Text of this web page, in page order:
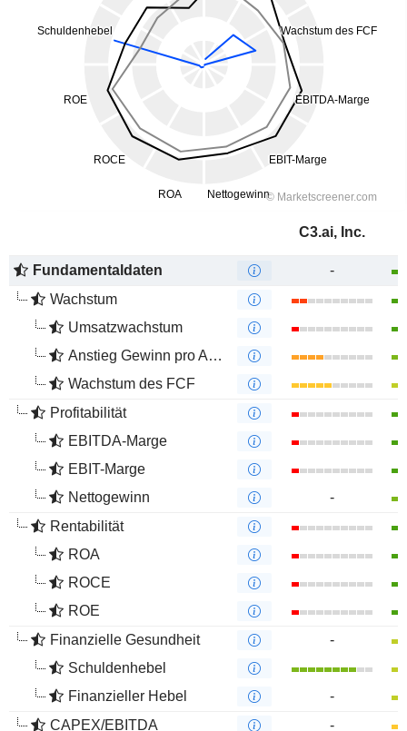
C3.ai, Inc.
Fundamentaldaten
-
Wachstum
Umsatzwachstum
Anstieg Gewinn pro Aktie
Wachstum des FCF
Profitabilität
EBITDA-Marge
EBIT-Marge
Nettogewinn
-
Rentabilität
ROA
ROCE
ROE
Finanzielle Gesundheit
-
Schuldenhebel
Finanzieller Hebel
-
CAPEX/EBITDA
-